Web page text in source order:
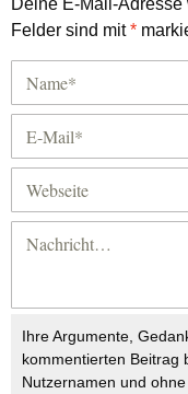
Deine E-Mail-
Felder sind mit*
Ihre Argumente,
kommentierten Beitrag
Nutzernamen und